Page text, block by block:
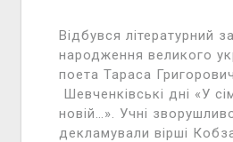
Відбувся літературний
народження великого
поета Тараса
Шевченківські дні «У
новій…». Учні
декламували вірші